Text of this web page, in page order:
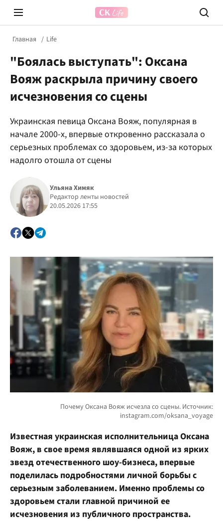
Prosecco Time
Главная Life
"Боялась выступать": Оксана
Вояж раскрыла причину своего
исчезновения со сцены
Украинская певица Оксана Вояж, популярная в
начале 2000-х, впервые откровенно рассказала о
серьезных проблемах со здоровьем, из-за которых
надолго отошла от сцены
Ульяна Химяк
Редактор ленты новостей
20.05.2026 17:55
Известная украинская исполнительница Оксана
Вояж, в свое время являвшаяся одной из ярких
звезд отечественного шоу-бизнеса, впервые
поделилась подробностями личной борьбы с
серьезным заболеванием. Именно проблемы со
здоровьем стали главной причиной ее
исчезновения из публичного пространства.